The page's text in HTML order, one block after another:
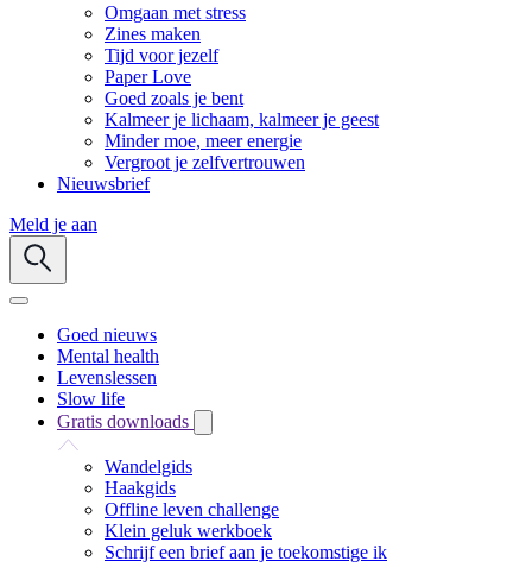
Omgaan met stress
Zines maken
Tijd voor jezelf
Paper Love
Goed zoals je bent
Kalmeer je lichaam, kalmeer je geest
Minder moe, meer energie
Vergroot je zelfvertrouwen
Nieuwsbrief
Meld je aan
Goed nieuws
Mental health
Levenslessen
Slow life
Gratis downloads
Wandelgids
Haakgids
Offline leven challenge
Klein geluk werkboek
Schrijf een brief aan je toekomstige ik